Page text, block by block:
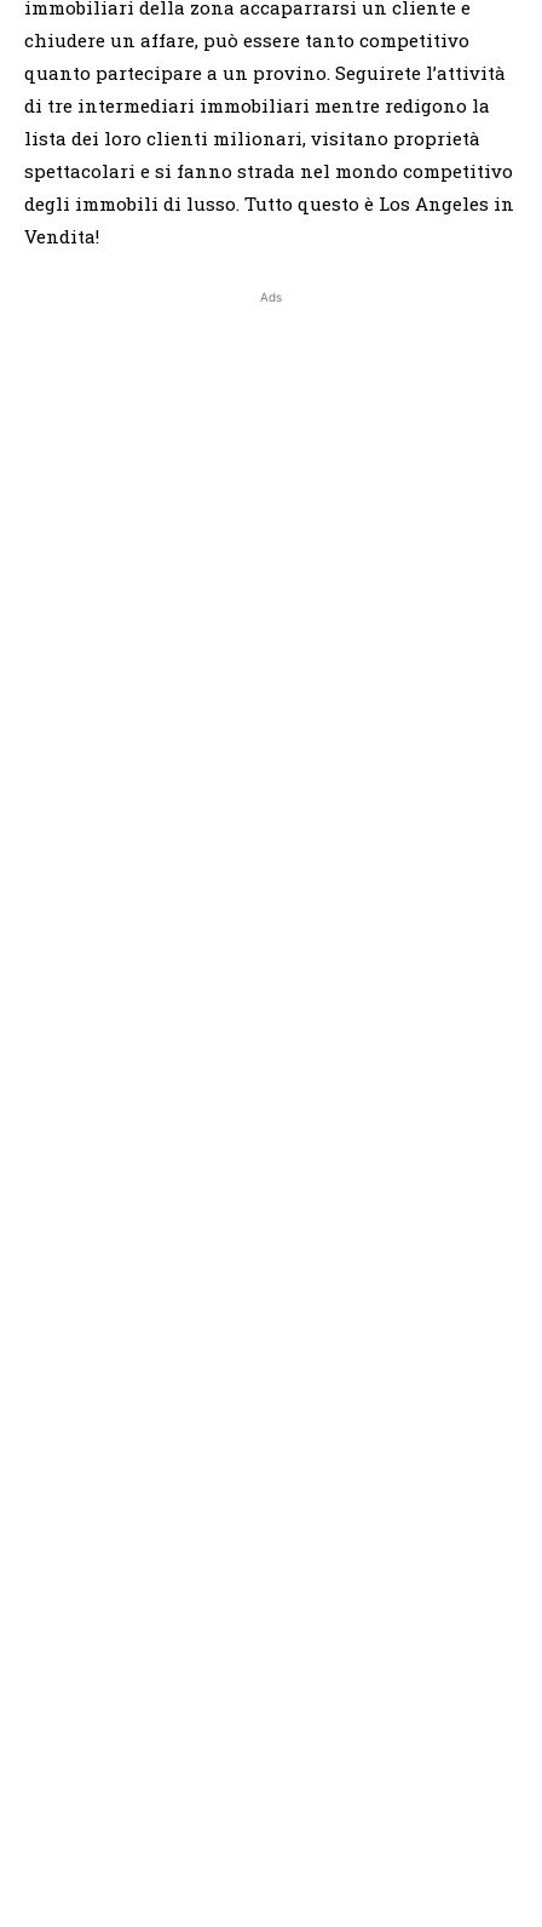
immobiliari della zona accaparrarsi un cliente e
chiudere un affare, può essere tanto competitivo
quanto partecipare a un provino. Seguirete l’attività
di tre intermediari immobiliari mentre redigono la
lista dei loro clienti milionari, visitano proprietà
spettacolari e si fanno strada nel mondo competitivo
degli immobili di lusso. Tutto questo è Los Angeles in
Vendita!
Ads